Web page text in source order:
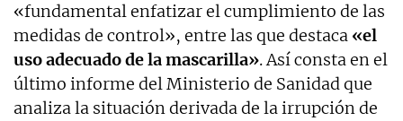
«fundamental enfatizar el cumplimiento de las
medidas de control», entre las que destaca «el
uso adecuado de la mascarilla». Así consta en el
último informe del Ministerio de Sanidad que
analiza la situación derivada de la irrupción de